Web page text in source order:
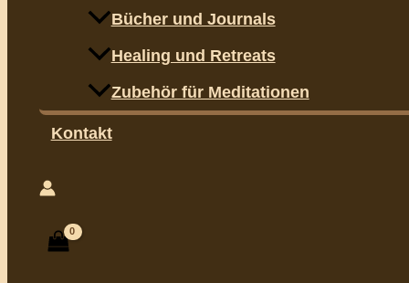
Bücher und Journals
Healing und Retreats
Zubehör für Meditationen
Kontakt